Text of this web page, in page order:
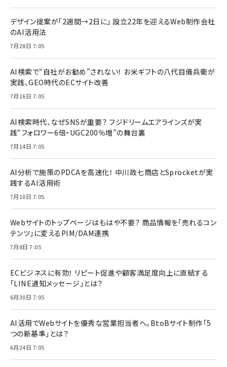
デザイン提案が「2週間→2日に」 設立22年を迎えるWeb制作会社
のAI活用法
7月28日 7:05
AI検索で“自社がお勧め”されない！ お米ギフトの八代目儀兵衛が
実践、GEO時代のECサイト改善
7月16日 7:05
AI検索時代、なぜSNSが重要？ フジドリームエアラインズが実
践“フォロワー6倍・UGC200％増”の舞台裏
7月14日 7:05
AI分析で施策のPDCAを高速化！ 中川政七商店とSprocketが実
践するAI活用術
7月10日 7:05
Webサイトのトップページはもはや不要？ 商品情報を「売れるコン
テンツ」に変えるPIM/DAM連携
7月8日 7:05
ECビジネスに有効！ リピート促進や顧客満足度向上に直結する
「LINE通知メッセージ」とは？
6月30日 7:05
AI活用でWebサイトを優秀な営業担当者へ。BtoBサイト制作「5
つの新基準」とは？
6月24日 7:05